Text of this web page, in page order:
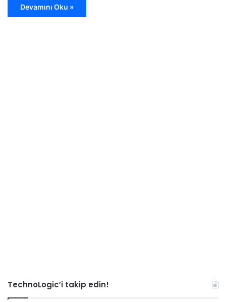
Devamını Oku »
TechnoLogic’i takip edin!